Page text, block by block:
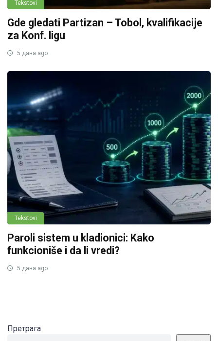
Tekstovi
Gde gledati Partizan – Tobol, kvalifikacije
za Konf. ligu
5 дана ago
Tekstovi
Paroli sistem u kladionici: Kako
funkcioniše i da li vredi?
5 дана ago
Претрага